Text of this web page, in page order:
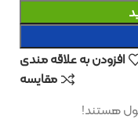
افزودن به علاقه مندی
مقایسه
هستند!